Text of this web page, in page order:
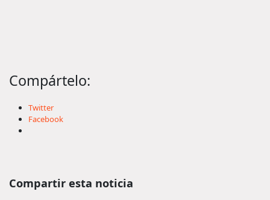
Compártelo:
Twitter
Facebook
Compartir esta noticia